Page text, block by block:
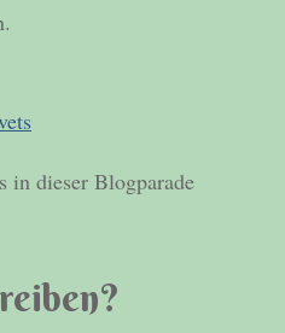
in dieser Blogparade